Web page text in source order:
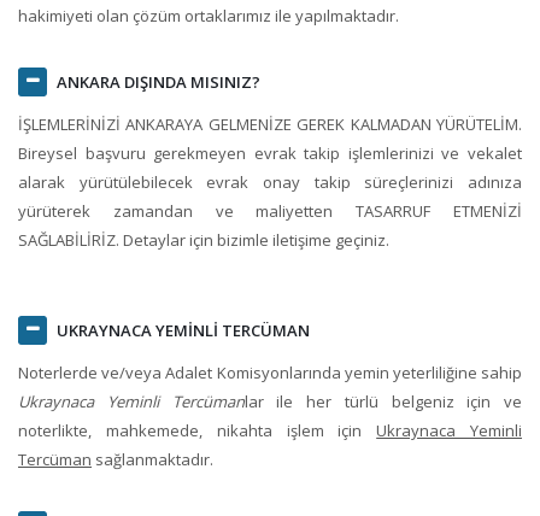
hakimiyeti olan çözüm ortaklarımız ile yapılmaktadır.
ANKARA DIŞINDA MISINIZ?
İŞLEMLERİNİZİ ANKARAYA GELMENİZE GEREK KALMADAN YÜRÜTELİM.
Bireysel başvuru gerekmeyen evrak takip işlemlerinizi ve vekalet
alarak yürütülebilecek evrak onay takip süreçlerinizi adınıza
yürüterek zamandan ve maliyetten TASARRUF ETMENİZİ
SAĞLABİLİRİZ. Detaylar için bizimle iletişime geçiniz.
UKRAYNACA YEMİNLİ TERCÜMAN
Noterlerde ve/veya Adalet Komisyonlarında yemin yeterliliğine sahip
Ukraynaca Yeminli Tercümanlar ile her türlü belgeniz için ve
noterlikte, mahkemede, nikahta işlem içinUkraynaca Yeminli
Tercüman sağlanmaktadır.